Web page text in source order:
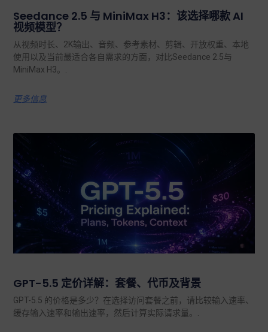
Seedance 2.5 与 MiniMax H3：该选择哪款 AI
视频模型？
从视频时长、2K输出、音频、参考素材、剪辑、开放权重、本地
使用以及当前最适合各自需求的方面，对比Seedance 2.5与
MiniMax H3。.
更多信息
GPT-5.5 定价详解：套餐、代币及背景
GPT-5.5 的价格是多少？在选择访问套餐之前，请比较输入速率、
缓存输入速率和输出速率，然后计算实际请求量。.